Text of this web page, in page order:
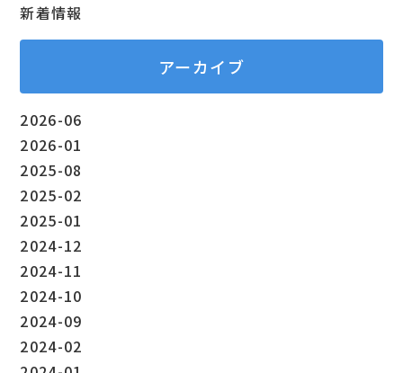
新着情報
アーカイブ
2026-06
2026-01
2025-08
2025-02
2025-01
2024-12
2024-11
2024-10
2024-09
2024-02